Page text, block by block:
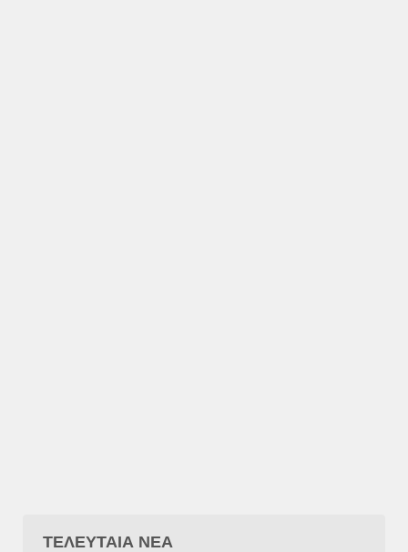
ΤΕΛΕΥΤΑΙΑ ΝΕΑ